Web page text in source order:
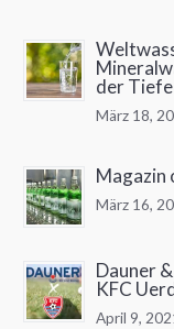
der Tiefe
März 18,
Magazin
März 16,
Dauner
KFC
April 9,